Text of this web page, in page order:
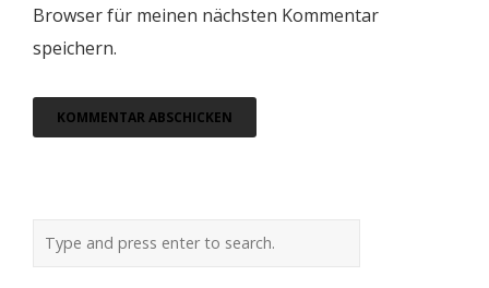
Browser für meinen nächsten Kommentar
speichern.